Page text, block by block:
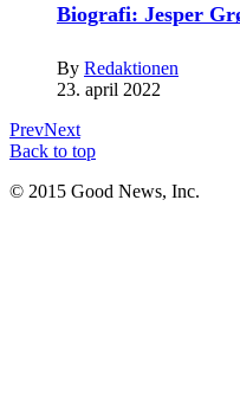
Biografi: Jesper
By Redaktionen
23. april 2022
PrevNext
Back to top
© 2015 Good News, Inc.